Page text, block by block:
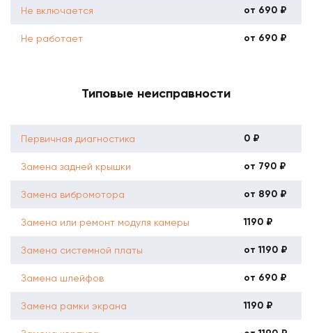
Не включается от 690 ₽
Не работает от 690 ₽
Типовые неисправности
Первичная диагностика 0 ₽
Замена задней крышки от 790 ₽
Замена вибромотора от 890 ₽
Замена или ремонт модуля камеры 1190 ₽
Замена системной платы от 1190 ₽
Замена шлейфов от 690 ₽
Замена рамки экрана 1190 ₽